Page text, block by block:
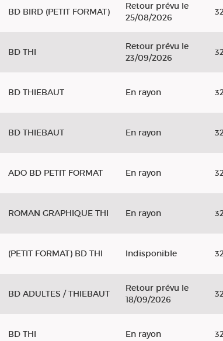
BD BIRD (PETIT FORMAT)
Retour prévu le
25/08/2026
BD THI
Retour prévu le
23/09/2026
BD THIEBAUT En rayon
BD THIEBAUT En rayon
ADO BD PETIT FORMAT En rayon
ROMAN GRAPHIQUE THI En rayon
(PETIT FORMAT) BD THI Indisponible
BD ADULTES / THIEBAUT
Retour prévu le
18/09/2026
BD THI En rayon